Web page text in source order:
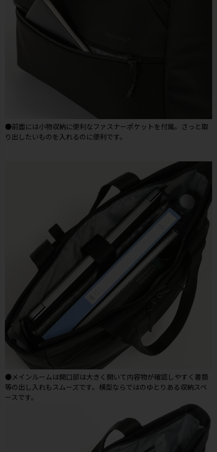
●前面には小物収納に便利なファスナーポケットを付属。さっと取
り出したいものを入れるのに便利です。
●メインルームは開口部は大きく開いて内容物が確認しやすく書類
等の出し入れもスムーズです。横型ならではのゆとりある収納スペ
ースです。